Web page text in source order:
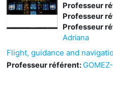
Professeur
Professeur
Professeur
Adriana
Flight, guidance and
Professeur référent: